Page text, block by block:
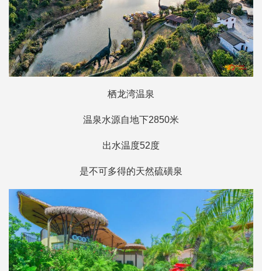
栖龙湾温泉
温泉水源自地下2850米
出水温度52度
是不可多得的天然硫磺泉